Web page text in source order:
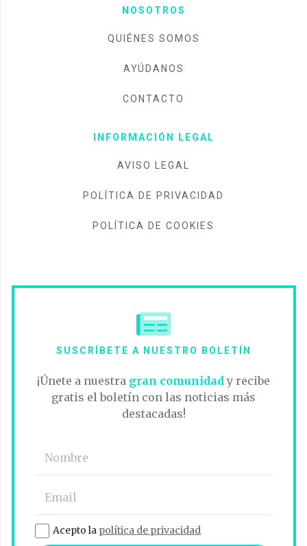
NOSOTROS
QUIÉNES SOMOS
AYÚDANOS
CONTACTO
INFORMACIÓN LEGAL
AVISO LEGAL
POLÍTICA DE PRIVACIDAD
POLÍTICA DE COOKIES
SUSCRÍBETE A NUESTRO BOLETÍN
¡Únete a nuestra gran comunidady recibe
gratis el boletín con las noticias más
destacadas!
Acepto la política de privacidad